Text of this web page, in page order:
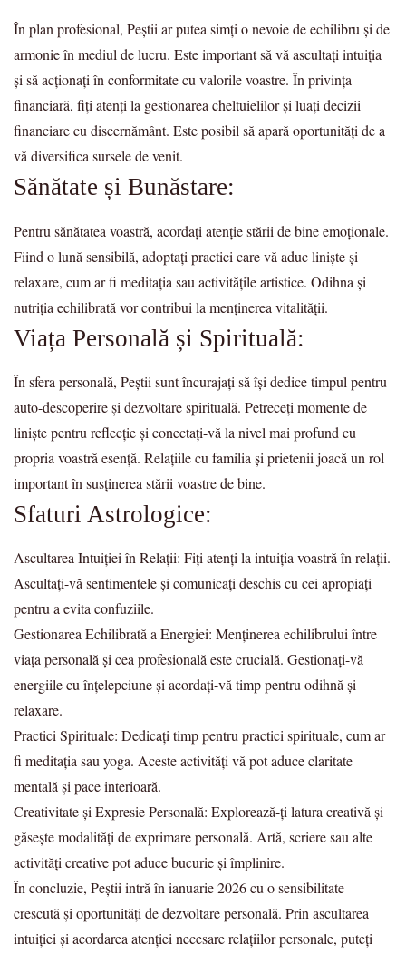
În plan profesional, Peștii ar putea simți o nevoie de echilibru și de
armonie în mediul de lucru. Este important să vă ascultați intuiția
și să acționați în conformitate cu valorile voastre. În privința
financiară, fiți atenți la gestionarea cheltuielilor și luați decizii
financiare cu discernământ. Este posibil să apară oportunități de a
vă diversifica sursele de venit.
Sănătate și Bunăstare:
Pentru sănătatea voastră, acordați atenție stării de bine emoționale.
Fiind o lună sensibilă, adoptați practici care vă aduc liniște și
relaxare, cum ar fi meditația sau activitățile artistice. Odihna și
nutriția echilibrată vor contribui la menținerea vitalității.
Viața Personală și Spirituală:
În sfera personală, Peștii sunt încurajați să își dedice timpul pentru
auto-descoperire și dezvoltare spirituală. Petreceți momente de
liniște pentru reflecție și conectați-vă la nivel mai profund cu
propria voastră esență. Relațiile cu familia și prietenii joacă un rol
important în susținerea stării voastre de bine.
Sfaturi Astrologice:
Ascultarea Intuiției în Relații: Fiți atenți la intuiția voastră în relații.
Ascultați-vă sentimentele și comunicați deschis cu cei apropiați
pentru a evita confuziile.
Gestionarea Echilibrată a Energiei: Menținerea echilibrului între
viața personală și cea profesională este crucială. Gestionați-vă
energiile cu înțelepciune și acordați-vă timp pentru odihnă și
relaxare.
Practici Spirituale: Dedicați timp pentru practici spirituale, cum ar
fi meditația sau yoga. Aceste activități vă pot aduce claritate
mentală și pace interioară.
Creativitate și Expresie Personală: Explorează-ți latura creativă și
găsește modalități de exprimare personală. Artă, scriere sau alte
activități creative pot aduce bucurie și împlinire.
În concluzie, Peștii intră în ianuarie 2026 cu o sensibilitate
crescută și oportunități de dezvoltare personală. Prin ascultarea
intuiției și acordarea atenției necesare relațiilor personale, puteți